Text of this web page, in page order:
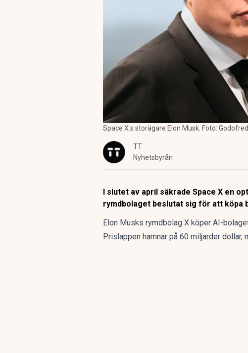
Space X:s storägare Elon Musk. Foto:
TT
Nyhetsbyrån
I slutet av april säkrade Space X en
rymdbolaget beslutat sig för att köpa
Elon Musks rymdbolag X köper AI-
Prislappen hamnar på 60 miljarder dollar,